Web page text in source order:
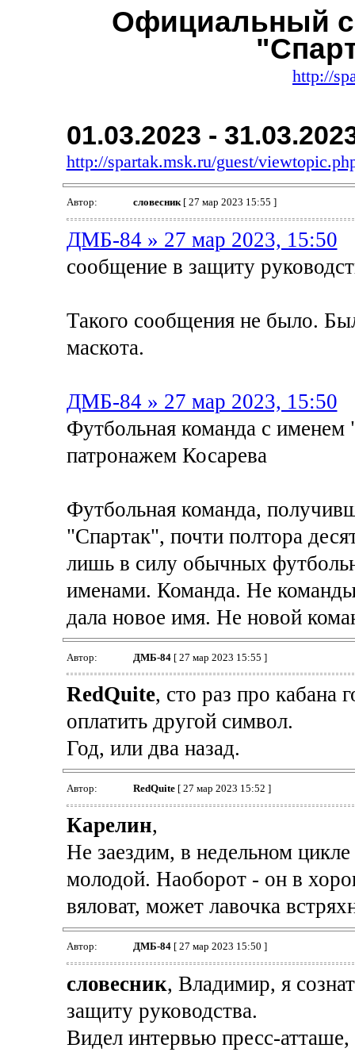
Официальный
http://
01.03.2023 -
http://spartak.msk.ru/guest/
Автор: словесник[ 27 мар 2023 15:55 ]
ДМБ-84 » 27 мар 2023, 15:50
сообщение в защиту
Такого сообщения не было.
маскота.
ДМБ-84 » 27 мар 2023, 15:50
Футбольная команда с именем
патронажем Косарева
Футбольная команда,
"Спартак", почти полтора
лишь в силу обычных
именами. Команда. Не
дала новое имя. Не новой
Автор: ДМБ-84[ 27 мар 2023 15:55 ]
RedQuite, сто раз про кабана
оплатить другой символ.
Год, или два назад.
Автор: RedQuite[ 27 мар 2023 15:52 ]
Карелин,
Не заездим, в недельном
молодой. Наоборот - он в
вяловат, может лавочка
Автор: ДМБ-84[ 27 мар 2023 15:50 ]
словесник, Владимир, я
защиту руководства.
Видел интервью пресс-